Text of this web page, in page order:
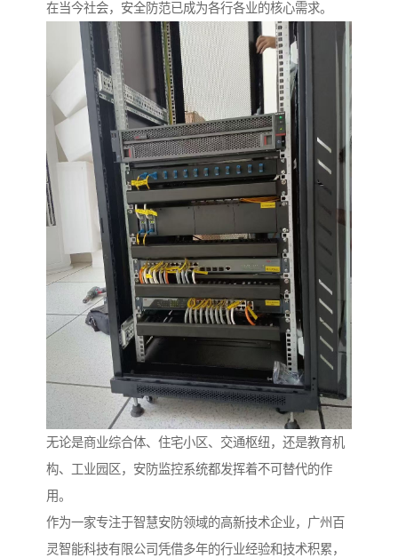
在当今社会，安全防范已成为各行各业的核心需求。
无论是商业综合体、住宅小区、交通枢纽，还是教育机
构、工业园区，安防监控系统都发挥着不可替代的作
用。
作为一家专注于智慧安防领域的高新技术企业，广州百
灵智能科技有限公司凭借多年的行业经验和技术积累，